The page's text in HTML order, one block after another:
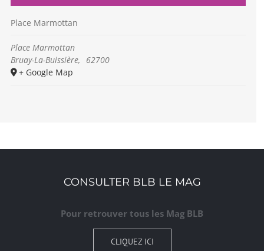
Place Marmottan
Place Marmottan
Bruay-La-Buissière,
62700
+ Google Map
CONSULTER BLB LE MAG
Pour retrouver tous les Mag BLB
CLIQUEZ ICI